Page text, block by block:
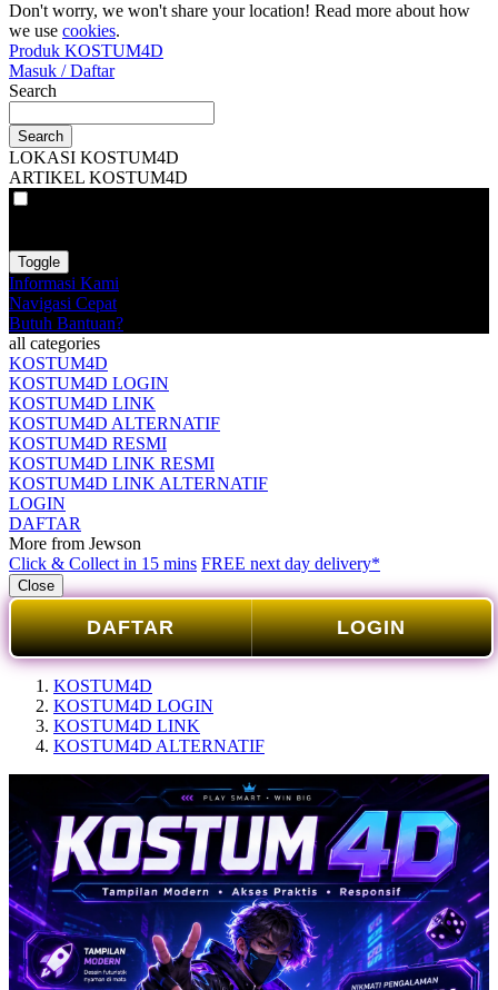
Don't worry, we won't share your location! Read more about how
we use cookies.
Produk KOSTUM4D
Masuk / Daftar
Search
Search
LOKASI KOSTUM4D
ARTIKEL KOSTUM4D
Toggle
Informasi Kami
Navigasi Cepat
Butuh Bantuan?
all categories
KOSTUM4D
KOSTUM4D LOGIN
KOSTUM4D LINK
KOSTUM4D ALTERNATIF
KOSTUM4D RESMI
KOSTUM4D LINK RESMI
KOSTUM4D LINK ALTERNATIF
LOGIN
DAFTAR
More from Jewson
Click & Collect in 15 mins FREE next day delivery*
Close
DAFTAR LOGIN
KOSTUM4D
KOSTUM4D LOGIN
KOSTUM4D LINK
KOSTUM4D ALTERNATIF